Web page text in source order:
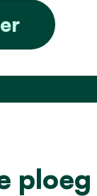
ploeg